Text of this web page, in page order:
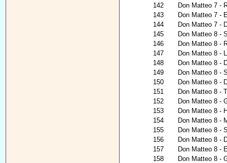
142
Don Matteo 7 -
143
Don Matteo 7 -
144
Don Matteo 7 -
145
Don Matteo 8 -
146
Don Matteo 8 -
147
Don Matteo 8 -
148
Don Matteo 8 -
149
Don Matteo 8 -
150
Don Matteo 8 -
151
Don Matteo 8 -
152
Don Matteo 8 -
153
Don Matteo 8 -
154
Don Matteo 8 -
155
Don Matteo 8 -
156
Don Matteo 8 -
157
Don Matteo 8 -
158
Don Matteo 8 -